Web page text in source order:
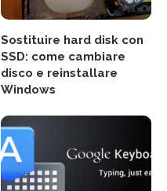
Sostituire hard disk con
SSD: come cambiare
disco e reinstallare
Windows